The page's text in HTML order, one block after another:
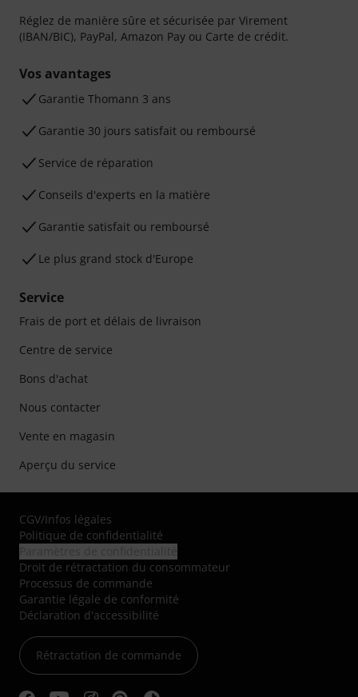
Réglez de manière sûre et sécurisée par Virement
(IBAN/BIC), PayPal, Amazon Pay ou Carte de crédit.
Vos avantages
Ga­ran­tie Thomann 3 ans
Garantie 30 jours satisfait ou remboursé
Service de réparation
Conseils d'experts en la matière
Garantie satisfait ou remboursé
Le plus grand stock d'Europe
Service
Frais de port et délais de livraison
Centre de service
Bons d'achat
Nous contacter
Vente en magasin
Aperçu du service
CGV/Infos légales
Politique de confidentialité
Droit de rétractation du consommateur
Processus de commande
Garantie légale de conformité
Déclaration d'accessibilité
Rétractation de commande